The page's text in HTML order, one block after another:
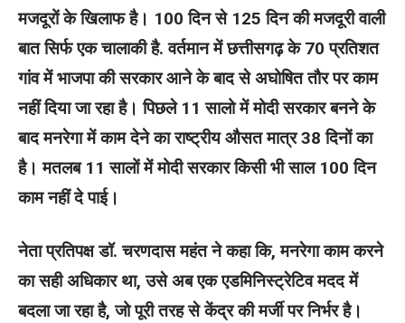
मजदूरों के खिलाफ है। 100 दिन से 125 दिन की मजदूरी वाली
बात सिर्फ एक चालाकी है. वर्तमान में छत्तीसगढ़ के 70 प्रतिशत
गांव में भाजपा की सरकार आने के बाद से अघोषित तौर पर काम
नहीं दिया जा रहा है। पिछले 11 सालो में मोदी सरकार बनने के
बाद मनरेगा में काम देने का राष्ट्रीय औसत मात्र 38 दिनों का
है। मतलब 11 सालों में मोदी सरकार किसी भी साल 100 दिन
काम नहीं दे पाई।
नेता प्रतिपक्ष डॉ. चरणदास महंत ने कहा कि, मनरेगा काम करने
का सही अधिकार था, उसे अब एक एडमिनिस्ट्रेटिव मदद में
बदला जा रहा है, जो पूरी तरह से केंद्र की मर्जी पर निर्भर है।